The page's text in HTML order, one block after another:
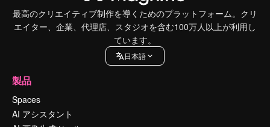
最高のクリエイティブ制作を導くためのプラットフォーム。クリ
エイター、企業、代理店、スタジオを含む100万人以上が利用し
ています。
日本語
製品
Spaces
AI アシスタント